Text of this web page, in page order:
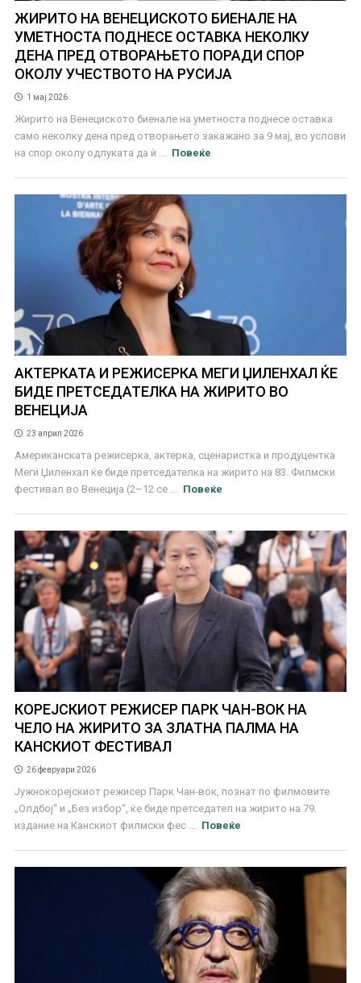
ЖИРИТО НА ВЕНЕЦИСКОТО БИЕНАЛЕ НА
УМЕТНОСТА ПОДНЕСЕ ОСТАВКА НЕКОЛКУ
ДЕНА ПРЕД ОТВОРАЊЕТО ПОРАДИ СПОР
ОКОЛУ УЧЕСТВОТО НА РУСИЈА
1 мај 2026
Жирито на Венециското биенале на уметноста поднесе оставка
само неколку дена пред отворањето закажано за 9 мај, во услови
на спор околу одлуката да ѝ ...
Повеќе
АКТЕРКАТА И РЕЖИСЕРКА МЕГИ ЏИЛЕНХАЛ ЌЕ
БИДЕ ПРЕТСЕДАТЕЛКА НА ЖИРИТО ВО
ВЕНЕЦИЈА
23 април 2026
Американската режисерка, актерка, сценаристка и продуцентка
Меги Џиленхал ќе биде претседателка на жирито на 83. Филмски
фестивал во Венеција (2–12 се ...
Повеќе
КОРЕЈСКИОТ РЕЖИСЕР ПАРК ЧАН-ВОК НА
ЧЕЛО НА ЖИРИТО ЗА ЗЛАТНА ПАЛМА НА
КАНСКИОТ ФЕСТИВАЛ
26 февруари 2026
Јужнокорeјскиот режисер Парк Чан-вок, познат по филмовите
„Олдбој“ и „Без избор“, ќе биде претседател на жирито на 79.
издание на Канскиот филмски фес ...
Повеќе